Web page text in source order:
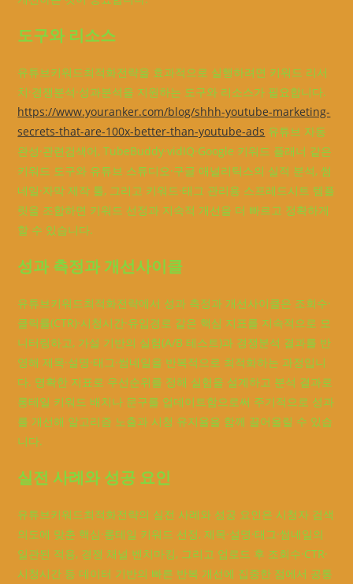
도구와 리소스
유튜브키워드최적화전략을 효과적으로 실행하려면 키워드 리서
치·경쟁분석·성과분석을 지원하는 도구와 리소스가 필요합니다.
https://www.youranker.com/blog/shhh-youtube-marketing-
secrets-that-are-100x-better-than-youtube-ads 유튜브 자동
완성·관련검색어, TubeBuddy·vidIQ·Google 키워드 플래너 같은
키워드 도구와 유튜브 스튜디오·구글 애널리틱스의 실적 분석, 썸
네일·자막 제작 툴, 그리고 키워드·태그 관리용 스프레드시트 템플
릿을 조합하면 키워드 선정과 지속적 개선을 더 빠르고 정확하게
할 수 있습니다.
성과 측정과 개선사이클
유튜브키워드최적화전략에서 성과 측정과 개선사이클은 조회수·
클릭률(CTR)·시청시간·유입경로 같은 핵심 지표를 지속적으로 모
니터링하고, 가설 기반의 실험(A/B 테스트)과 경쟁분석 결과를 반
영해 제목·설명·태그·썸네일을 반복적으로 최적화하는 과정입니
다. 명확한 지표로 우선순위를 정해 실험을 설계하고 분석 결과로
롱테일 키워드 배치나 문구를 업데이트함으로써 주기적으로 성과
를 개선해 알고리즘 노출과 시청 유지율을 함께 끌어올릴 수 있습
니다.
실전 사례와 성공 요인
유튜브키워드최적화전략의 실전 사례와 성공 요인은 시청자 검색
의도에 맞춘 핵심·롱테일 키워드 선정, 제목·설명·태그·썸네일의
일관된 적용, 경쟁 채널 벤치마킹, 그리고 업로드 후 조회수·CTR·
시청시간 등 데이터 기반의 빠른 반복 개선에 집중한 점에서 공통